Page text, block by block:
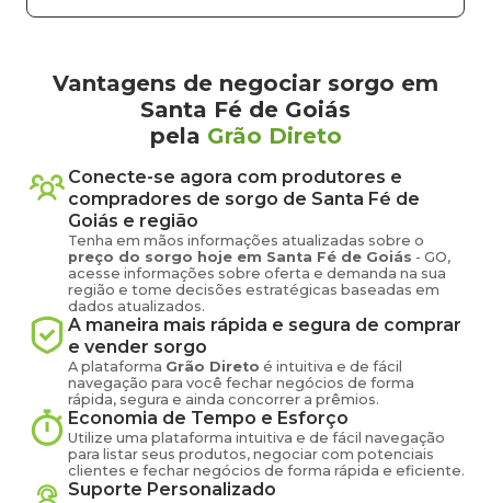
Vantagens de negociar sorgo em
Santa Fé de Goiás
pela Grão Direto
Conecte-se agora com produtores e
compradores de sorgo de Santa Fé de
Goiás e região
Tenha em mãos informações atualizadas sobre o
preço do sorgo hoje em Santa Fé de Goiás - GO,
acesse informações sobre oferta e demanda na sua
região e tome decisões estratégicas baseadas em
dados atualizados.
A maneira mais rápida e segura de comprar
e vender sorgo
A plataforma Grão Direto é intuitiva e de fácil
navegação para você fechar negócios de forma
rápida, segura e ainda concorrer a prêmios.
Economia de Tempo e Esforço
Utilize uma plataforma intuitiva e de fácil navegação
para listar seus produtos, negociar com potenciais
clientes e fechar negócios de forma rápida e eficiente.
Suporte Personalizado